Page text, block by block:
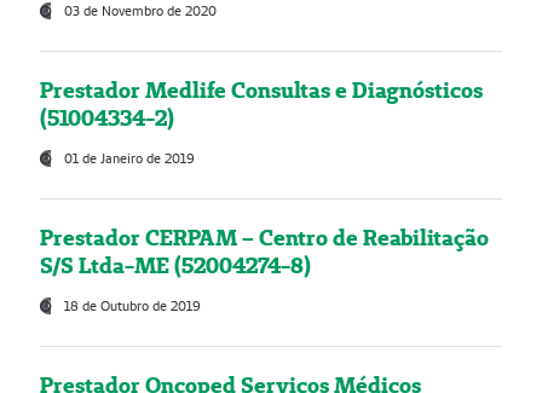
03 de Novembro de 2020
Prestador Medlife Consultas e Diagnósticos
(51004334-2)
01 de Janeiro de 2019
Prestador CERPAM – Centro de Reabilitação
S/S Ltda-ME (52004274-8)
18 de Outubro de 2019
Prestador Oncoped Serviços Médicos